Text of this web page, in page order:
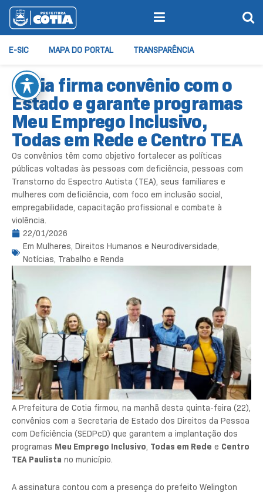
E-SIC MAPA DO PORTAL TRANSPARÊNCIA
Cotia firma convênio com o
Estado e garante programas
Meu Emprego Inclusivo,
Todas em Rede e Centro TEA
Os convênios têm como objetivo fortalecer as políticas
públicas voltadas às pessoas com deficiência, pessoas com
Transtorno do Espectro Autista (TEA), seus familiares e
mulheres com deficiência, com foco em inclusão social,
empregabilidade, capacitação profissional e combate à
violência.
22/01/2026
Em Mulheres, Direitos Humanos e Neurodiversidade,
Notícias, Trabalho e Renda
A Prefeitura de Cotia firmou, na manhã desta quinta-feira (22),
convênios com a Secretaria de Estado dos Direitos da Pessoa
com Deficiência (SEDPcD) que garantem a implantação dos
programas Meu Emprego Inclusivo, Todas em Rede e Centro
TEA Paulista no município.
A assinatura contou com a presença do prefeito Welington